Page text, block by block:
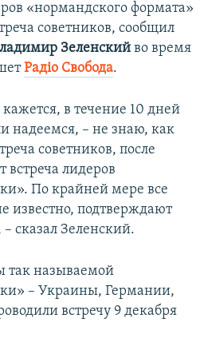
«нормандского формата»
советников, сообщил
Зеленский во время
Радіо Свобода.
в течение 10 дней
надеемся, – не знаю, как
советников, после
встреча лидеров
По крайней мере все
известно, подтверждают
– сказал Зеленский.
так называемой
– Украины, Германии,
встречу 9 декабря